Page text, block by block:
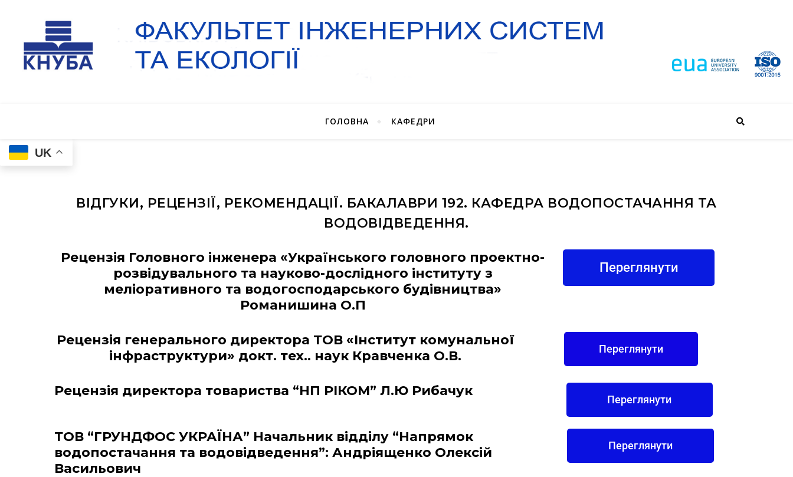
ГОЛОВНА КАФЕДРИ
UK
ВІДГУКИ, РЕЦЕНЗІЇ, РЕКОМЕНДАЦІЇ. БАКАЛАВРИ 192. КАФЕДРА ВОДОПОСТАЧАННЯ ТА
ВОДОВІДВЕДЕННЯ.
Рецензія Головного інженера «Українського головного проектно-
розвідувального та науково-дослідного інституту з
меліоративного та водогосподарського будівництва»
Романишина О.П
Переглянути
Рецензія генерального директора ТОВ «Інститут комунальної
інфраструктури» докт. тех.. наук Кравченка О.В.
Переглянути
Рецензія директора товариства “НП РІКОМ” Л.Ю Рибачук
Переглянути
ТОВ “ГРУНДФОС УКРАЇНА” Начальник відділу “Напрямок
водопостачання та водовідведення”: Андріященко Олексій
Васильович
Переглянути